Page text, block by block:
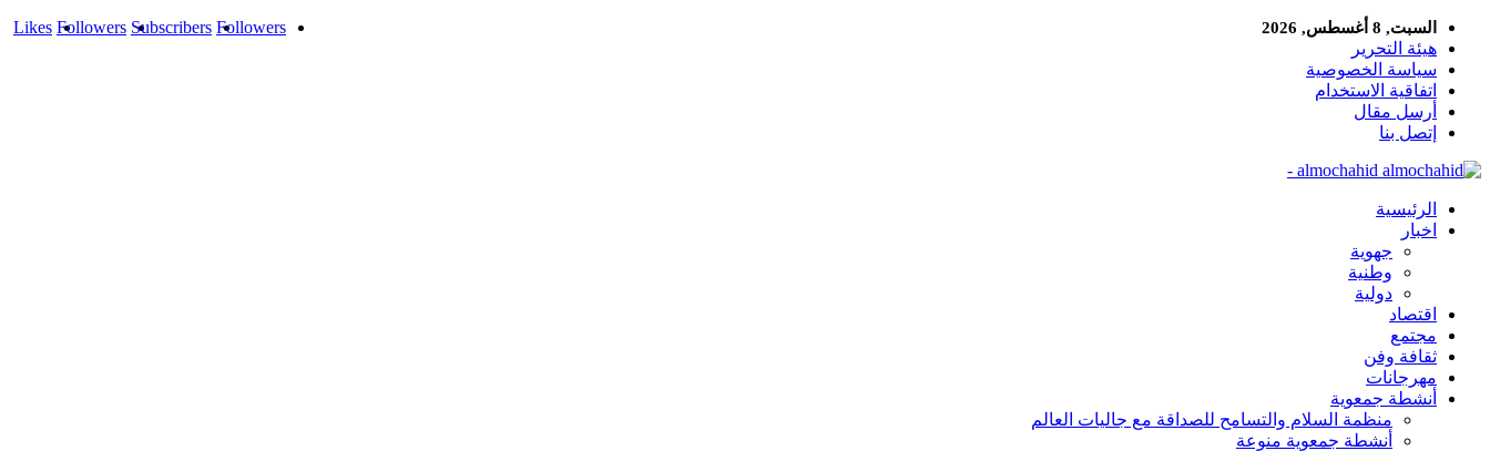
Likes Followers Subscribers Followers السبت, 8 أغسطس, 2026
هيئة التحرير
سياسة الخصوصية
اتفاقية الاستخدام
أرسل مقال
إتصل بنا
almochahid -
الرئيسية
اخبار
جهوية
وطنية
دولية
اقتصاد
مجتمع
ثقافة وفن
مهرجانات
أنشطة جمعوية
منظمة السلام والتسامح للصداقة مع جاليات العالم
أنشطة جمعوية منوعة